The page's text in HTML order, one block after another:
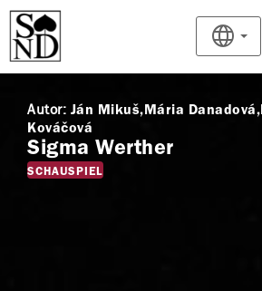
Autor: Ján Mikuš Mária Danadová
Kováčová
Sigma Werther
SCHAUSPIEL